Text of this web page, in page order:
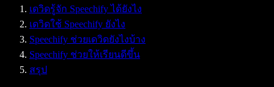
เดวิดรู้จัก Speechify ได้ยังไง
เดวิดใช้ Speechify ยังไง
Speechify ช่วยเดวิดยังไงบ้าง
Speechify ช่วยให้เรียนดีขึ้น
สรุป